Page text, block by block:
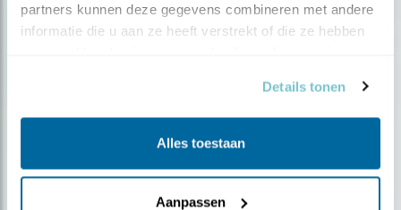
partners kunnen deze gegevens combineren met andere
informatie die u aan ze heeft verstrekt of die ze hebben
Details tonen
Alles toestaan
Aanpassen
Ontvang 5 x Vogels voor € 36,00 per jaar